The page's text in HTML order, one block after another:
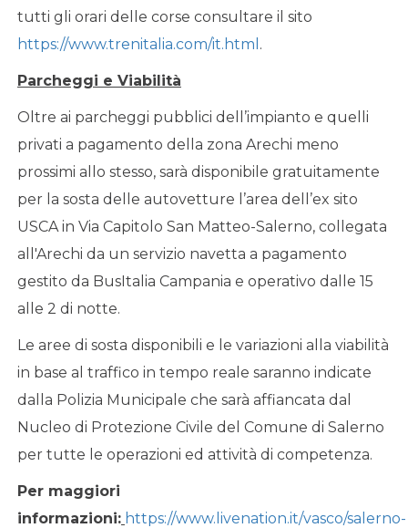
tutti gli orari delle corse consultare il sito
https://www.trenitalia.com/it.html .
Parcheggi e Viabilità
Oltre ai parcheggi pubblici dell’impianto e quelli
privati a pagamento della zona Arechi meno
prossimi allo stesso, sarà disponibile gratuitamente
per la sosta delle autovetture l’area dell’ex sito
USCA in Via Capitolo San Matteo-Salerno, collegata
all'Arechi da un servizio navetta a pagamento
gestito da BusItalia Campania e operativo dalle 15
alle 2 di notte.
Le aree di sosta disponibili e le variazioni alla viabilità
in base al traffico in tempo reale saranno indicate
dalla Polizia Municipale che sarà affiancata dal
Nucleo di Protezione Civile del Comune di Salerno
per tutte le operazioni ed attività di competenza.
Per maggiori
informazioni: https://www.livenation.it/vasco/salerno-